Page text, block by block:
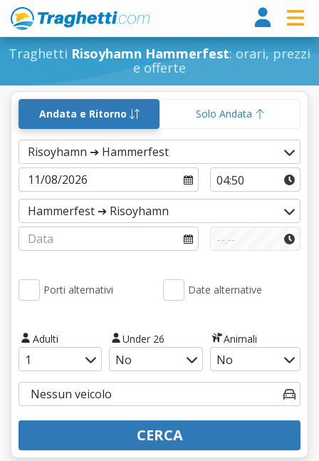
Traghetti Risoyhamn Hammerfest: orari, prezzi
e offerte
Andata e Ritorno Solo Andata
Porti alternativi Date alternative
Adulti Under 26 Animali
CERCA